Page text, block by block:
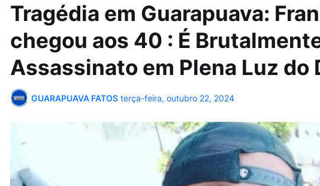
Tragédia em Guarapuava:
chegou aos 40 : É
Assassinato em Plena Luz do
GUARAPUAVA FATOS terça-feira, outubro 22, 2024